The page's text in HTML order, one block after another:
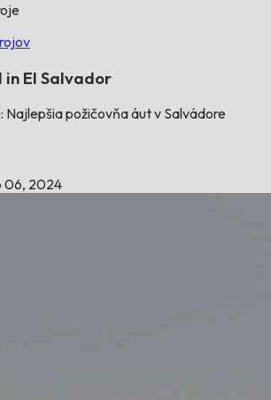
in El Salvador
Najlepšia požičovňa áut v Salvádore
06, 2024